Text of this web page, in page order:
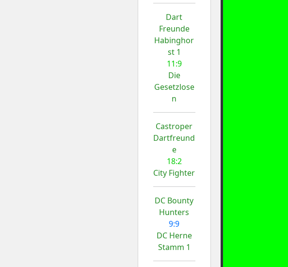
Dart
Freunde
Habinghor
st 1
11:9
Die
Gesetzlose
n
Castroper
Dartfreund
e
18:2
City Fighter
DC Bounty
Hunters
9:9
DC Herne
Stamm 1